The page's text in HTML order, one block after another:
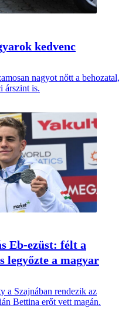
kedvenc
nagyot nőtt a behozatal,
árszint is.
Eb-ezüst: félt a
legyőzte a magyar
a Szajnában rendezik az
Bettina erőt vett magán.